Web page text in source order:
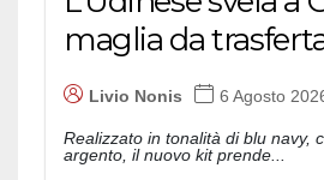
maglia da
Livio Nonis 6 Agosto
Realizzato in tonalità di blu navy,
argento, il nuovo kit prende...